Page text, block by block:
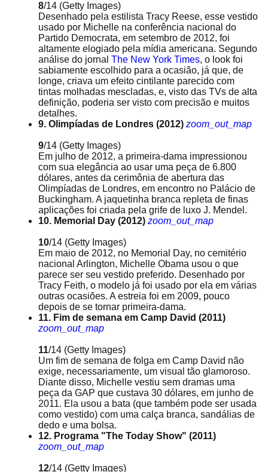
8/14 (Getty Images)
Desenhado pela estilista Tracy Reese, esse vestido
usado por Michelle na conferência nacional do
Partido Democrata, em setembro de 2012, foi
altamente elogiado pela mídia americana. Segundo
análise do jornal The New York Times, o look foi
sabiamente escolhido para a ocasião, já que, de
longe, criava um efeito cintilante parecido com
tintas molhadas mescladas, e, visto das TVs de alta
definição, poderia ser visto com precisão e muitos
detalhes.
9. Olimpíadas de Londres (2012) zoom_out_map
9/14 (Getty Images)
Em julho de 2012, a primeira-dama impressionou
com sua elegância ao usar uma peça de 6.800
dólares, antes da cerimônia de abertura das
Olimpíadas de Londres, em encontro no Palácio de
Buckingham. A jaquetinha branca repleta de finas
aplicações foi criada pela grife de luxo J. Mendel.
10. Memorial Day (2012) zoom_out_map
10/14 (Getty Images)
Em maio de 2012, no Memorial Day, no cemitério
nacional Arlington, Michelle Obama usou o que
parece ser seu vestido preferido. Desenhado por
Tracy Feith, o modelo já foi usado por ela em várias
outras ocasiões. A estreia foi em 2009, pouco
depois de se tornar primeira-dama.
11. Fim de semana em Camp David (2011)
zoom_out_map
11/14 (Getty Images)
Um fim de semana de folga em Camp David não
exige, necessariamente, um visual tão glamoroso.
Diante disso, Michelle vestiu sem dramas uma
peça da GAP que custava 30 dólares, em junho de
2011. Ela usou a bata (que também pode ser usada
como vestido) com uma calça branca, sandálias de
dedo e uma bolsa.
12. Programa "The Today Show" (2011)
zoom_out_map
12/14 (Getty Images)